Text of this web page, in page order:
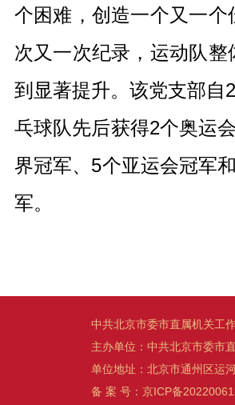
个困难，创造一个又一个
次又一次纪录，运动队整
到显著提升。该党支部自
乓球队先后获得2个奥运
界冠军、5个亚运会冠军
军。
中共北京市委市直属机关工
主办单位：中共北京市委市
单位地址：北京市通州区运
备 案 号：京ICP备